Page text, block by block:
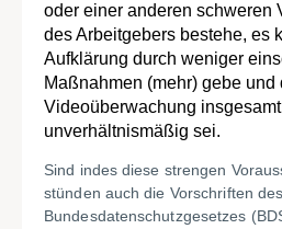
oder einer anderen schweren
des Arbeitgebers bestehe, es
Aufklärung durch weniger
Maßnahmen (mehr) gebe und
Videoüberwachung
unverhältnismäßig sei.
Sind indes diese strengen
stünden auch die Vorschriften des
Bundesdatenschutzgesetzes